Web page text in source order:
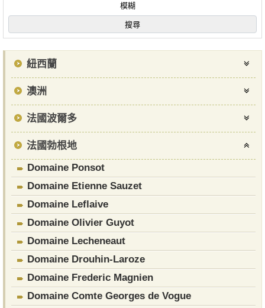
模糊
紐西蘭
澳洲
法國波爾多
法國勃根地
Domaine Ponsot
Domaine Etienne Sauzet
Domaine Leflaive
Domaine Olivier Guyot
Domaine Lecheneaut
Domaine Drouhin-Laroze
Domaine Frederic Magnien
Domaine Comte Georges de Vogue